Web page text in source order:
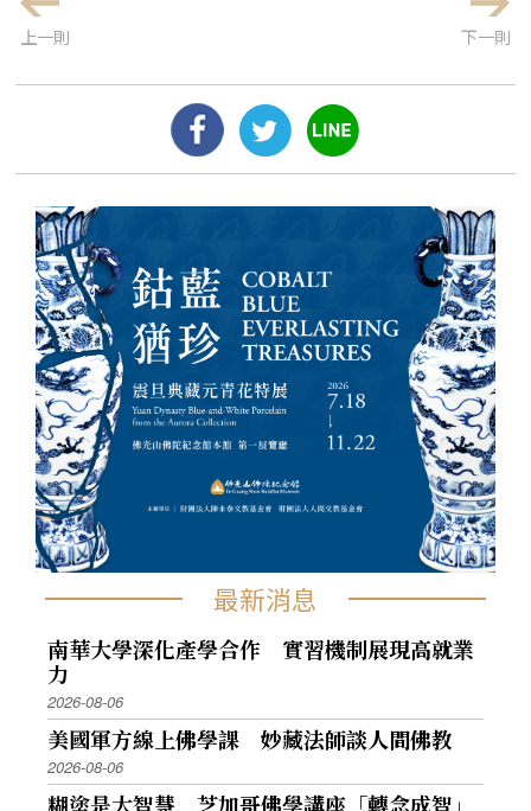
上一則 下一則
最新消息
南華大學深化產學合作 實習機制展現高就業
力
2026-08-06
美國軍方線上佛學課 妙藏法師談人間佛教
2026-08-06
糊塗是大智慧 芝加哥佛學講座「轉念成智」